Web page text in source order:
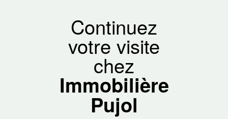
Continuez
votre visite
chez
Immobilière
Pujol